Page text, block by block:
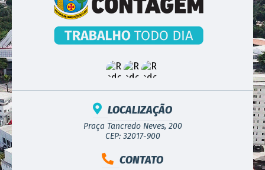
LOCALIZAÇÃO
Praça Tancredo Neves, 200
CEP: 32017-900
CONTATO